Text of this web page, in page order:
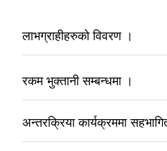
लाभग्राहीहरुको विवरण ।
रकम भुक्तानी सम्बन्धमा ।
अन्तरक्रिया कार्यक्रममा